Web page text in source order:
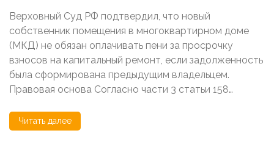
Верховный Суд РФ подтвердил, что новый
собственник помещения в многоквартирном доме
(МКД) не обязан оплачивать пени за просрочку
взносов на капитальный ремонт, если задолженность
была сформирована предыдущим владельцем.
Правовая основа Согласно части 3 статьи 158…
Читать далее